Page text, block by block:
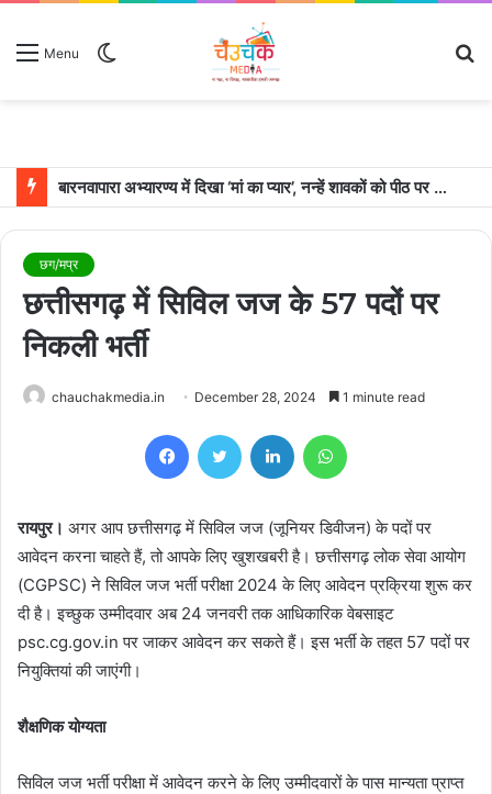
Menu
बारनवापारा अभ्यारण्य में दिखा ‘मां का प्यार’, नन्हें शावकों को पीठ पर बैठाकर घूमती दिखी मादा भालू
छग/मप्र
छत्तीसगढ़ में सिविल जज के 57 पदों पर
निकली भर्ती
chauchakmedia.in December 28, 2024 1 minute read
FacebookTwitter LinkedIn
रायपुर। अगर आप छत्तीसगढ़ में सिविल जज (जूनियर डिवीजन) के पदों पर
आवेदन करना चाहते हैं, तो आपके लिए खुशखबरी है। छत्तीसगढ़ लोक सेवा आयोग
(CGPSC) ने सिविल जज भर्ती परीक्षा 2024 के लिए आवेदन प्रक्रिया शुरू कर
दी है। इच्छुक उम्मीदवार अब 24 जनवरी तक आधिकारिक वेबसाइट
psc.cg.gov.in पर जाकर आवेदन कर सकते हैं। इस भर्ती के तहत 57 पदों पर
नियुक्तियां की जाएंगी।
शैक्षणिक योग्यता
सिविल जज भर्ती परीक्षा में आवेदन करने के लिए उम्मीदवारों के पास मान्यता प्राप्त